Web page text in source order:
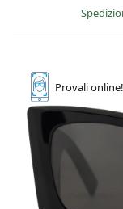
Provalionline!